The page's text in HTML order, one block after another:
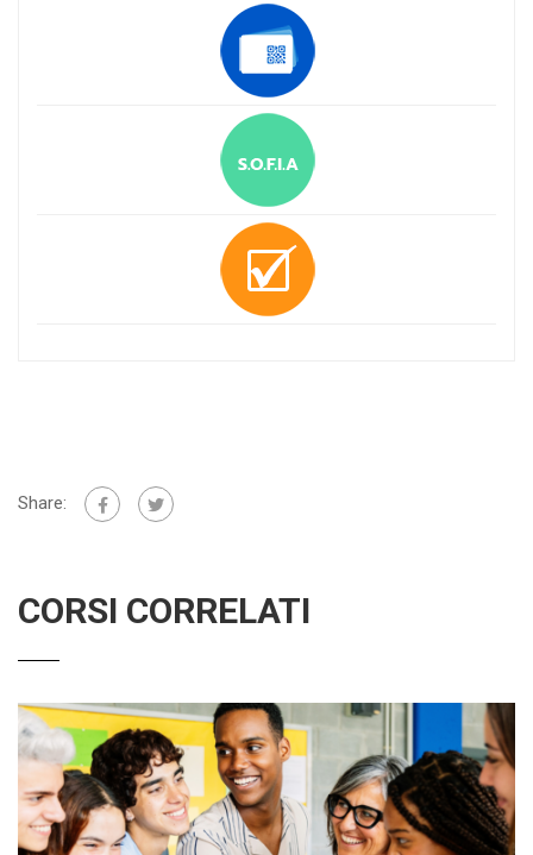
Share:
CORSI CORRELATI